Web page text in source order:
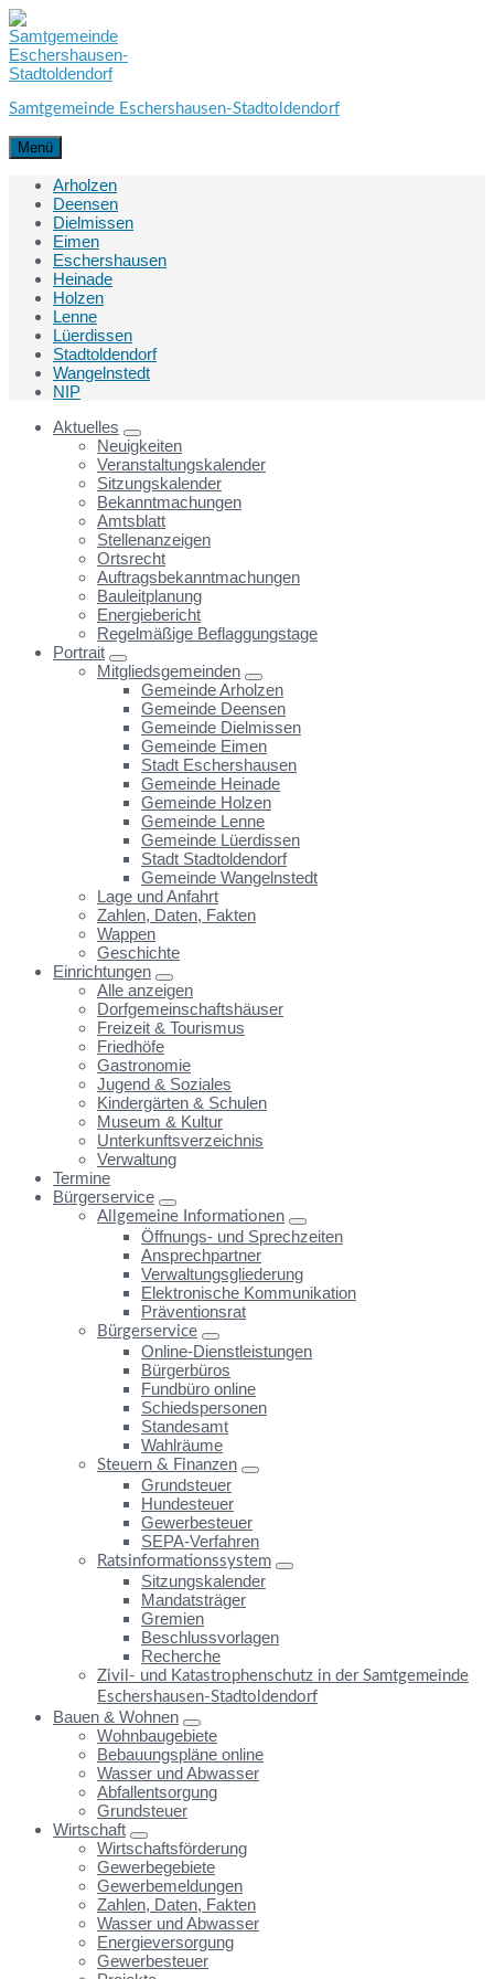
Skip
to
content
Skip
to
main
navigation
Skip
to
footer
Samtgemeinde Eschershausen-Stadtoldendorf
Menü
Arholzen
Deensen
Dielmissen
Eimen
Eschershausen
Heinade
Holzen
Lenne
Lüerdissen
Stadtoldendorf
Wangelnstedt
NIP
Aktuelles
Neuigkeiten
Veranstaltungskalender
Sitzungskalender
Bekanntmachungen
Amtsblatt
Stellenanzeigen
Ortsrecht
Auftragsbekanntmachungen
Bauleitplanung
Energiebericht
Regelmäßige Beflaggungstage
Portrait
Mitgliedsgemeinden
Gemeinde Arholzen
Gemeinde Deensen
Gemeinde Dielmissen
Gemeinde Eimen
Stadt Eschershausen
Gemeinde Heinade
Gemeinde Holzen
Gemeinde Lenne
Gemeinde Lüerdissen
Stadt Stadtoldendorf
Gemeinde Wangelnstedt
Lage und Anfahrt
Zahlen, Daten, Fakten
Wappen
Geschichte
Einrichtungen
Alle anzeigen
Dorfgemeinschaftshäuser
Freizeit & Tourismus
Friedhöfe
Gastronomie
Jugend & Soziales
Kindergärten & Schulen
Museum & Kultur
Unterkunftsverzeichnis
Verwaltung
Termine
Bürgerservice
Allgemeine Informationen
Öffnungs- und Sprechzeiten
Ansprechpartner
Verwaltungsgliederung
Elektronische Kommunikation
Präventionsrat
Bürgerservice
Online-Dienstleistungen
Bürgerbüros
Fundbüro online
Schiedspersonen
Standesamt
Wahlräume
Steuern & Finanzen
Grundsteuer
Hundesteuer
Gewerbesteuer
SEPA-Verfahren
Ratsinformationssystem
Sitzungskalender
Mandatsträger
Gremien
Beschlussvorlagen
Recherche
Zivil- und Katastrophenschutz in der Samtgemeinde
Eschershausen-Stadtoldendorf
Bauen & Wohnen
Wohnbaugebiete
Bebauungspläne online
Wasser und Abwasser
Abfallentsorgung
Grundsteuer
Wirtschaft
Wirtschaftsförderung
Gewerbegebiete
Gewerbemeldungen
Zahlen, Daten, Fakten
Wasser und Abwasser
Energieversorgung
Gewerbesteuer